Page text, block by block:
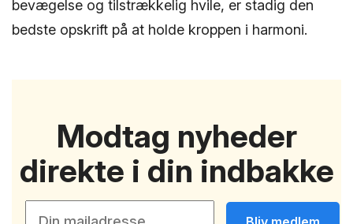
bevægelse og tilstrækkelig hvile, er stadig den
bedste opskrift på at holde kroppen i harmoni.
Modtag nyheder
direkte i din indbakke